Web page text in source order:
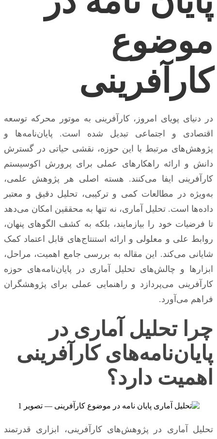
موضوع
کارآفرینی
در دنیای پویای امروز، کارآفرینی به موتور محرکه توسعه
اقتصادی و اجتماعی تبدیل شده است. پایان‌نامه‌ها و
پژوهش‌های مرتبط با این حوزه، نقشی حیاتی در گسترش
دانش و ارائه راهکارهای عملی برای پرورش اکوسیستم
کارآفرینی ایفا می‌کنند. هسته اصلی هر پژوهش علمی،
به‌ویژه در مطالعات کمی و ترکیبی، تحلیل دقیق و معتبر
داده‌ها است. تحلیل آماری، نه تنها به محققین امکان می‌دهد
تا فرضیات خود را بیازمایند، بلکه به کشف الگوهای پنهان،
روابط علی و معلولی و ارائه استنتاج‌های قابل اعتماد کمک
شایانی می‌کند. این مقاله به بررسی جامع اهمیت، مراحل،
ابزارها و چالش‌های تحلیل آماری در پایان‌نامه‌های حوزه
کارآفرینی می‌پردازد و راهنمایی عملی برای پژوهشگران
فراهم می‌آورد.
چرا تحلیل آماری در
پایان‌نامه‌های کارآفرینی
اهمیت دارد؟
تحلیل آماری در پژوهش‌های کارآفرینی، ابزاری قدرتمند